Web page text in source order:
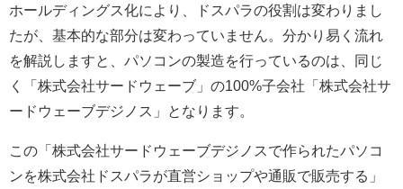
ホールディングス化により、ドスパラの役割は変わりまし
たが、基本的な部分は変わっていません。分かり易く流れ
を解説しますと、パソコンの製造を行っているのは、同じ
く「株式会社サードウェーブ」の100%子会社「株式会社サ
ードウェーブデジノス」となります。
この「株式会社サードウェーブデジノスで作られたパソコ
ンを株式会社ドスパラが直営ショップや通販で販売する」